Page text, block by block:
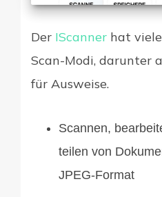
Der IScanner hat
Scan-Modi, darunter
für Ausweise.
Scannen,
teilen von
JPEG-Format